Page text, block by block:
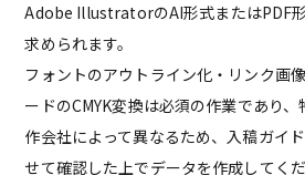
Adobe IllustratorのAI形式またはPDF
求められます。
フォントのアウトライン化・リンク画
ードのCMYK変換は必須の作業であり
作会社によって異なるため、入稿ガイ
せて確認した上でデータを作成してくだ